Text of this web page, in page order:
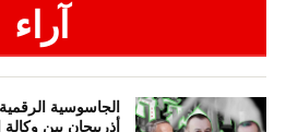
آراء
الجاسوسية
أذربيجان بين